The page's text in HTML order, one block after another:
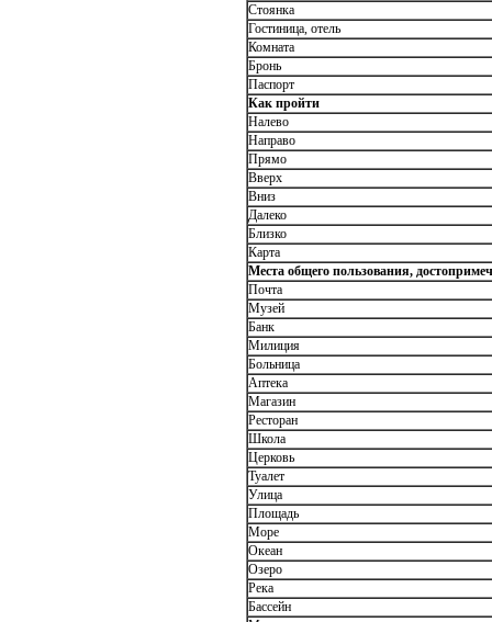
Стоянка
Гостиница, отель
Комната
Бронь
Паспорт
Как пройти
Налево
Направо
Прямо
Вверх
Вниз
Далеко
Близко
Карта
Места общего пользования,
Почта
Музей
Банк
Милиция
Больница
Аптека
Магазин
Ресторан
Школа
Церковь
Туалет
Улица
Площадь
Море
Океан
Озеро
Река
Бассейн